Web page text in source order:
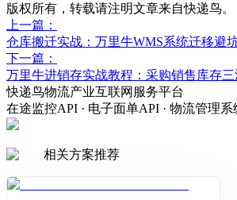
版权所有，转载请注明文章来自快递鸟。
上一篇：
仓库搬迁实战：万里牛WMS系统迁移避
下一篇：
万里牛进销存实战教程：采购销售库存
快递鸟物流产业互联网服务平台
在途监控API · 电子面单API · 物流管理
相关方案推荐